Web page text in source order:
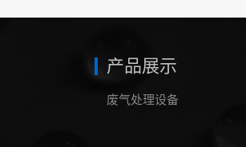
产品展示
废气处理设备